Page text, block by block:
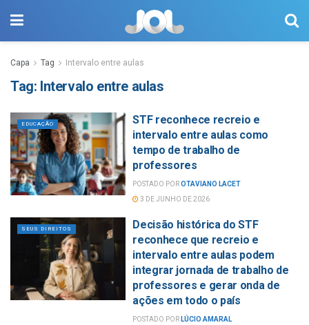
Capa Tag Intervalo entre aulas
Tag: Intervalo entre aulas
EDUCAÇÃO
STF reconhece recreio e
intervalo entre aulas como
tempo de trabalho de
professores
POSTADO POROTAVIANO LACET
3 DE JUNHO DE 2026
SEUS DIREITOS
Decisão histórica do STF
reconhece que recreio e
intervalo entre aulas podem
integrar jornada de trabalho de
professores e gerar onda de
ações em todo o país
POSTADO POR LÚCIO AMARAL